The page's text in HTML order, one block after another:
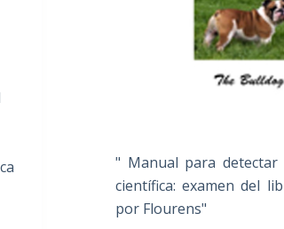
" Manual para detectar
científica: examen del
por Flourens"